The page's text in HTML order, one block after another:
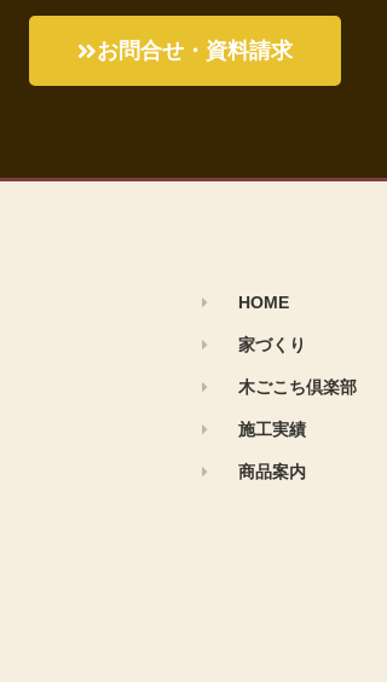
お問合せ・資料請求
HOME
家づくり
木ごこち倶楽部
施工実績
商品案内